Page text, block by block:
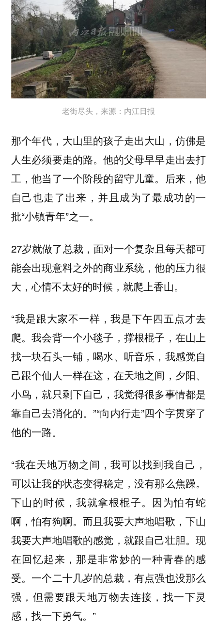
老街尽头，来源：内江日报
那个年代，大山里的孩子走出大山，仿佛是
人生必须要走的路。他的父母早早走出去打
工，他当了一个阶段的留守儿童。后来，他
自己也走了出来，并且成为了最成功的一
批“小镇青年”之一。
27岁就做了总裁，面对一个复杂且每天都可
能会出现意料之外的商业系统，他的压力很
大，心情不太好的时候，就爬上香山。
“我是跟大家不一样，我是下午四五点才去
爬。我会背一个小毯子，撑根棍子，在山上
找一块石头一铺，喝水、听音乐，我感觉自
己跟个仙人一样在这，在天地之间，夕阳、
小鸟，就只剩下自己，我觉得很多事情都是
靠自己去消化的。”“向内行走”四个字贯穿了
他的一路。
“我在天地万物之间，我可以找到我自己，
可以让我的状态变得稳定，没有那么焦躁。
下山的时候，我就拿根棍子。因为怕有蛇
啊，怕有狗啊。而且我要大声地唱歌，下山
我要大声地唱歌的感觉，就跟自己壮胆。现
在回忆起来，那是非常妙的一种青春的感
受。一个二十几岁的总裁，有点强也没那么
强，但需要跟天地万物去连接，找一下灵
感，找一下勇气。”